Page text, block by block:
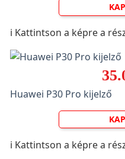
ℹ️ Kattintson a képre a
Huawei P30 Pro kijelző
ℹ️ Kattintson a képre a